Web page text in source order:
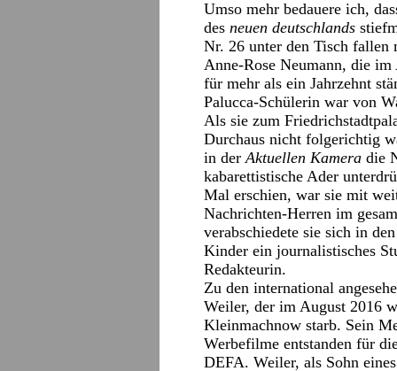
Umso mehr bedauere ich,
des neuen deutschlands
Nr. 26 unter den Tisch fallen
Anne-Rose Neumann, die
für mehr als ein Jahrzehnt
Palucca-Schülerin war von
Als sie zum
Durchaus nicht folgerichtig
in derAktuellen Kamera die
kabarettistische Ader
Mal erschien, war sie mit
Nachrichten-Herren im
verabschiedete sie sich in
Kinder ein journalistisches
Redakteurin.
Zu den international
Weiler, der im August 2016
Kleinmachnow starb. Sein
Werbefilme entstanden für
DEFA. Weiler, als Sohn